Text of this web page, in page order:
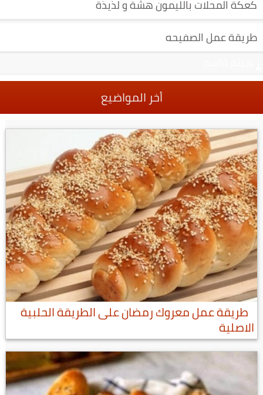
كعكة المحلات بالليمون هشة و لذيذة
طريقة عمل الصفيحه
أخر المواضيع
طريقة عمل معروك رمضان على الطريقة الحلبية
الاصلية